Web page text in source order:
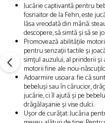
Jucărie captivantă pentru
fosnaitor de la Fehn, este
lăsa vreodată din mână:
descopere, să simtă și să se
Promovează abilitățile
pentru senzații tactile și
simțul auzului, al prinderii
motorii fine ale nou-
Adoarmire usoara: fie că
bebeluși sau în cărucior,
jucărie, ci îl ajută și pe
drăgălașanie și vise dulci.
Ușor de curățat: Jucăria